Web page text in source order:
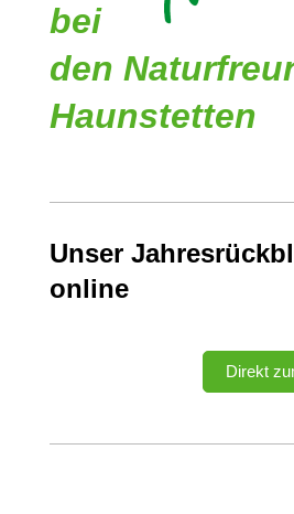
bei
den
Haunstetten
Unser
online
Direkt